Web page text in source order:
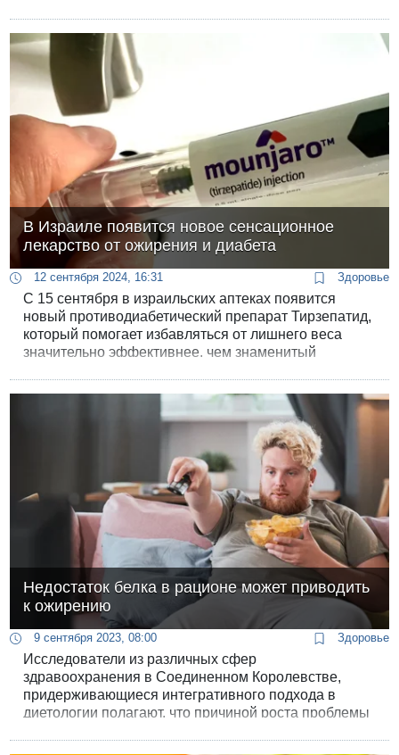
здоровы, ни на что не жалуются и страдают только
от "стигматизации", негативного отношения
общества к толстякам.
В Израиле появится новое сенсационное
лекарство от ожирения и диабета
12 сентября 2024, 16:31 Здоровье
С 15 сентября в израильских аптеках появится
новый противодиабетический препарат Тирзепатид,
который помогает избавляться от лишнего веса
значительно эффективнее, чем знаменитый
Недостаток белка в рационе может приводить
к ожирению
9 сентября 2023, 08:00 Здоровье
Исследователи из различных сфер
здравоохранения в Соединенном Королевстве,
придерживающиеся интегративного подхода в
диетологии полагают, что причиной роста проблемы